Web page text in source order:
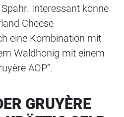
Interessant könne
Cheese
eine Kombination mit
Waldhonig mit einem
AOP“.
GRUYÈRE